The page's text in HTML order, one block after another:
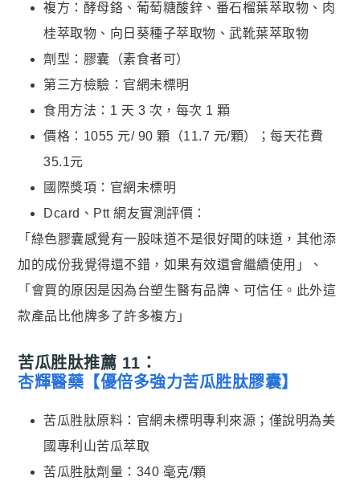
複方：酵母鉻、葡萄糖酸鋅、番石榴葉萃取物、肉
桂萃取物、向日葵種子萃取物、武靴葉萃取物
劑型：膠囊（素食者可）
第三方檢驗：官網未標明
食用方法：1 天 3 次，每次 1 顆
價格：1055 元/ 90 顆（11.7 元/顆）；每天花費
35.1元
國際獎項：官網未標明
Dcard、Ptt 網友實測評價：
「綠色膠囊感覺有一股味道不是很好聞的味道，其他添
加的成份我覺得還不錯，如果有效還會繼續使用」、
「會買的原因是因為台塑生醫有品牌、可信任。此外這
款產品比他牌多了許多複方」
苦瓜胜肽推薦 11：
杏輝醫藥【優倍多強力苦瓜胜肽膠囊】
苦瓜胜肽原料：官網未標明專利來源；僅說明為美
國專利山苦瓜萃取
苦瓜胜肽劑量：340 毫克/顆